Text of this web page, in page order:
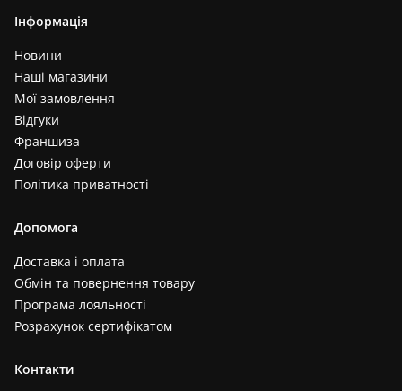
Інформація
Новини
Наші магазини
Мої замовлення
Відгуки
Франшиза
Договір оферти
Політика приватності
Допомога
Доставка і оплата
Обмін та повернення товару
Програма лояльності
Розрахунок сертифікатом
Контакти